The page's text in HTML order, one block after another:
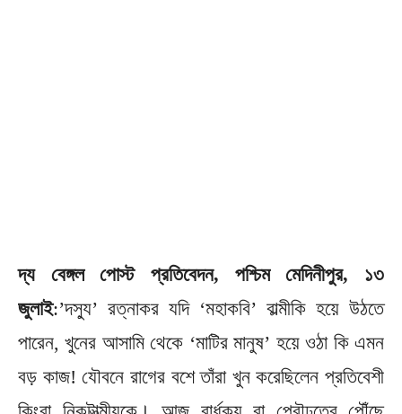
দ্য বেঙ্গল পোস্ট প্রতিবেদন, পশ্চিম মেদিনীপুর, ১৩
জুলাই:’দস্যু’ রত্নাকর যদি ‘মহাকবি’ বাল্মীকি হয়ে উঠতে
পারেন, খুনের আসামি থেকে ‘মাটির মানুষ’ হয়ে ওঠা কি এমন
বড় কাজ! যৌবনে রাগের বশে তাঁরা খুন করেছিলেন প্রতিবেশী